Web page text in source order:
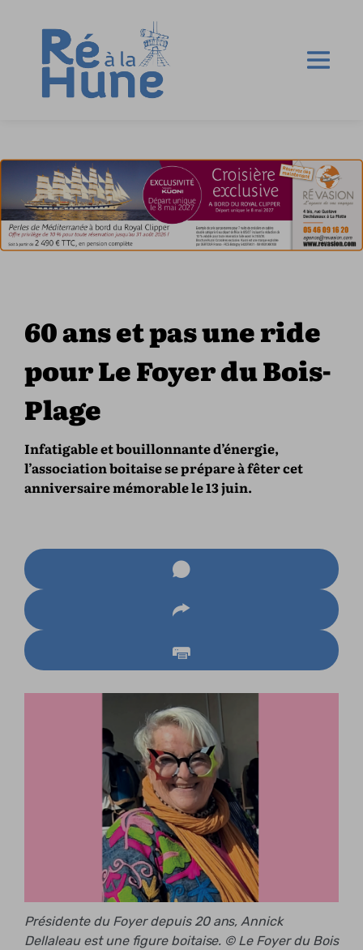
60 ans et pas une ride
pour Le Foyer du Bois-
Plage
Infatigable et bouillonnante d’énergie,
l’association boitaise se prépare à fêter cet
anniversaire mémorable le 13 juin.
Présidente du Foyer depuis 20 ans, Annick
Dellaleau est une figure boitaise. © Le Foyer du Bois